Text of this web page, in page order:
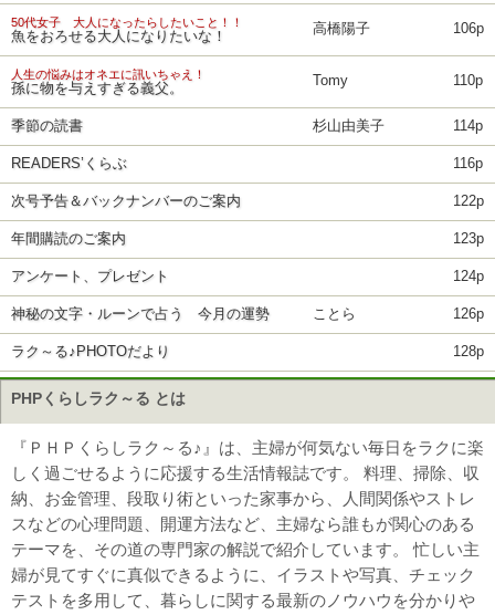
50代女子 大人になったらしたいこと！！
魚をおろせる大人になりたいな！ 高橋陽子 106p
人生の悩みはオネエに訊いちゃえ！
孫に物を与えすぎる義父。 Tomy 110p
季節の読書 杉山由美子 114p
READERS’くらぶ 116p
次号予告＆バックナンバーのご案内 122p
年間購読のご案内 123p
アンケート、プレゼント 124p
神秘の文字・ルーンで占う 今月の運勢 ことら 126p
ラク～る♪PHOTOだより 128p
PHPくらしラク～る とは
『ＰＨＰくらしラク～る♪』は、主婦が何気ない毎日をラクに楽
しく過ごせるように応援する生活情報誌です。 料理、掃除、収
納、お金管理、段取り術といった家事から、人間関係やストレ
スなどの心理問題、開運方法など、主婦なら誰もが関心のある
テーマを、その道の専門家の解説で紹介しています。 忙しい主
婦が見てすぐに真似できるように、イラストや写真、チェック
テストを多用して、暮らしに関する最新のノウハウを分かりや